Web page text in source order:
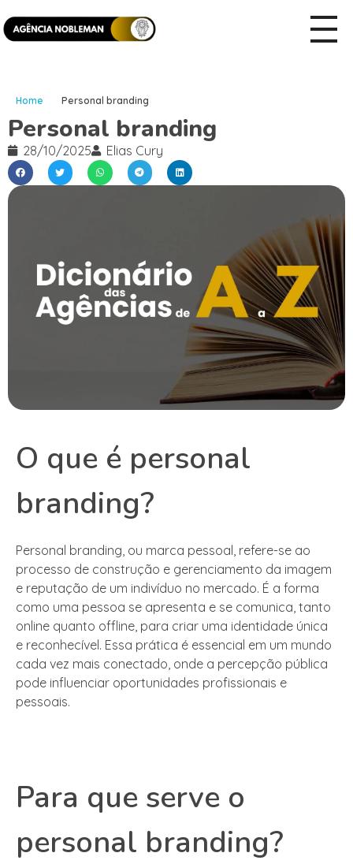
Home Personal branding
Personal branding
28/10/2025 Elias Cury
O que é personal
branding?
Personal branding, ou marca pessoal, refere-se ao
processo de construção e gerenciamento da imagem
e reputação de um indivíduo no mercado. É a forma
como uma pessoa se apresenta e se comunica, tanto
online quanto offline, para criar uma identidade única
e reconhecível. Essa prática é essencial em um mundo
cada vez mais conectado, onde a percepção pública
pode influenciar oportunidades profissionais e
pessoais.
Para que serve o
personal branding?